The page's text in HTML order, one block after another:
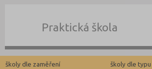
Praktická škola
školy dle typu
školy dle zaměření